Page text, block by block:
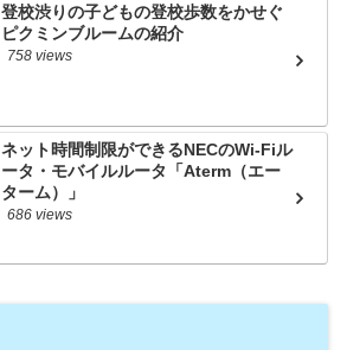
登校渋りの子どもの登校歩数をかせぐ
ピクミンブルームの紹介
758 views
ネット時間制限ができるNECのWi-Fiル
ータ・モバイルルータ「Aterm（エー
ターム）」
686 views